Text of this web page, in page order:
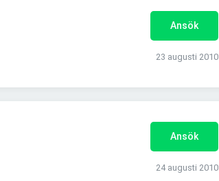
Ansök
23 augusti 2010
Ansök
24 augusti 2010